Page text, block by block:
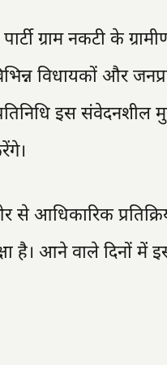
ग्राम नकटी के
विधायकों और
इस
आधिकारिक
है। आने वाले दिनों